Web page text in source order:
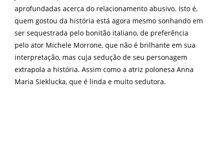
aprofundadas acerca do relacionamento abusivo. Isto é,
quem gostou da história está agora mesmo sonhando em
ser sequestrada pelo bonitão italiano, de preferência
pelo ator Michele Morrone, que não é brilhante em sua
interpretação, mas cuja sedução de seu personagem
extrapola a história. Assim como a atriz polonesa Anna
Maria Sieklucka, que é linda e muito sedutora.